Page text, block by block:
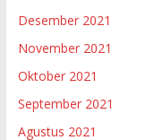
Desember 2021
November 2021
Oktober 2021
September 2021
Agustus 2021